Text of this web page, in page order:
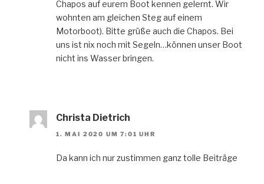
Chapos auf eurem Boot kennen gelernt. Wir
wohnten am gleichen Steg auf einem
Motorboot). Bitte grüße auch die Chapos. Bei
uns ist nix noch mit Segeln…können unser Boot
nicht ins Wasser bringen.
Christa Dietrich
1. MAI 2020 UM 7:01 UHR
Da kann ich nur zustimmen ganz tolle Beiträge